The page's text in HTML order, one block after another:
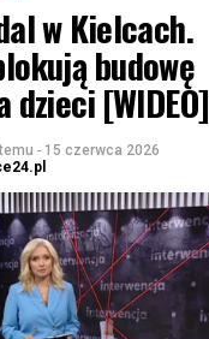
w Kielcach.
budowę
[WIDEO]
- 15 czerwca 2026